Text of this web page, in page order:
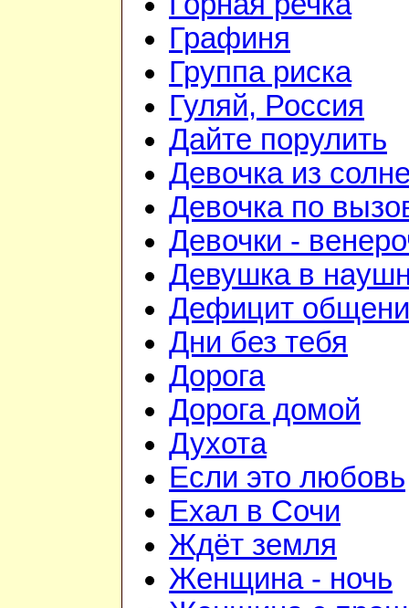
Графиня
Группа риска
Гуляй, Россия
Дайте порулить
Девочка из
Девочка по
Девочки -
Девушка в
Дефицит
Дни без тебя
Дорога
Дорога домой
Духота
Если это любовь
Ехал в Сочи
Ждёт земля
Женщина - ночь